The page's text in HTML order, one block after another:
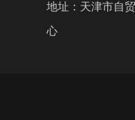
地址：天津市自
心